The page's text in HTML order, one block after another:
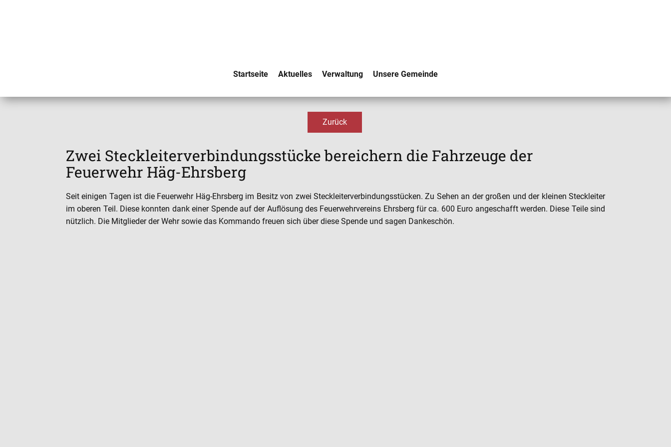
Startseite Aktuelles Verwaltung Unsere Gemeinde
Zurück
Zwei Steckleiterverbindungsstücke bereichern die Fahrzeuge der
Feuerwehr Häg-Ehrsberg
Seit einigen Tagen ist die Feuerwehr Häg-Ehrsberg im Besitz von zwei Steckleiterverbindungsstücken. Zu Sehen an der großen und der kleinen Steckleiter
im oberen Teil. Diese konnten dank einer Spende auf der Auflösung des Feuerwehrvereins Ehrsberg für ca. 600 Euro angeschafft werden. Diese Teile sind
nützlich. Die Mitglieder der Wehr sowie das Kommando freuen sich über diese Spende und sagen Dankeschön.